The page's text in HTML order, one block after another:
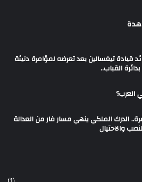
قيادة تيغسالين بعد تعرضه لمؤامرة دنيئة
القباب..
العرب؟
الدرك الملكي ينهي مسار فار من العدالة
والاحتيال